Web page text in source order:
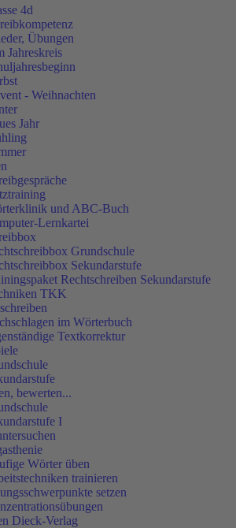
4d
Übungen
Jahreskreis
- Weihnachten
Jahr
und ABC-Buch
Lernkartei
Grundschule
Sekundarstufe
Rechtschreiben Sekundarstufe
TKK
im Wörterbuch
Textkorrektur
bewerten...
I
Wörter üben
trainieren
setzen
Dieck-Verlag